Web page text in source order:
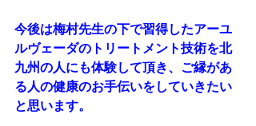
今後は梅村先生の下で習得したアーユ
ルヴェーダのトリートメント技術を北
九州の人にも体験して頂き、ご縁があ
る人の健康のお手伝いをしていきたい
と思います。